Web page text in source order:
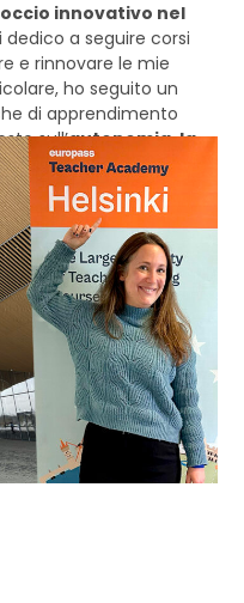
innovativo nel
dedico a seguire corsi
e rinnovare le mie
ho seguito un
di apprendimento
sull’autonomia, la
di gruppo.